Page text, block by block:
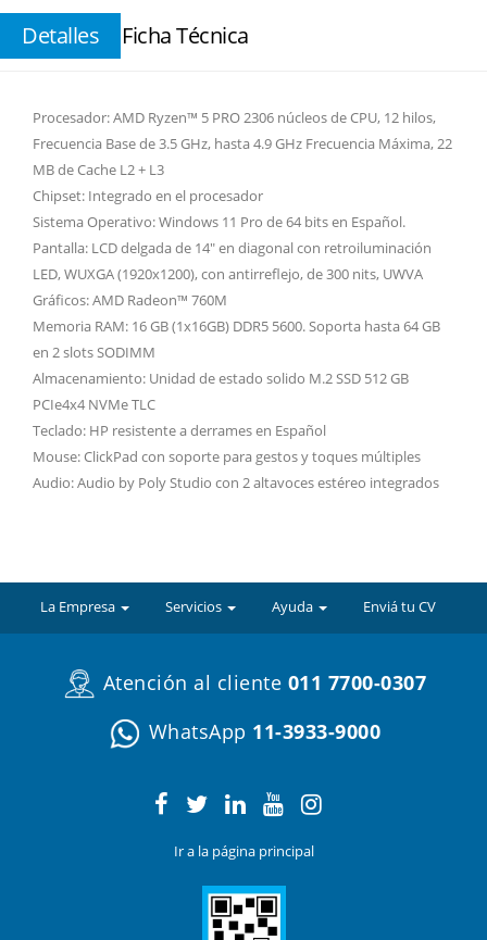
Detalles Ficha Técnica
Procesador: AMD Ryzen™ 5 PRO 2306 núcleos de CPU, 12 hilos,
Frecuencia Base de 3.5 GHz, hasta 4.9 GHz Frecuencia Máxima, 22
MB de Cache L2 + L3
Chipset: Integrado en el procesador
Sistema Operativo: Windows 11 Pro de 64 bits en Español.
Pantalla: LCD delgada de 14" en diagonal con retroiluminación
LED, WUXGA (1920x1200), con antirreflejo, de 300 nits, UWVA
Gráficos: AMD Radeon™ 760M
Memoria RAM: 16 GB (1x16GB) DDR5 5600. Soporta hasta 64 GB
en 2 slots SODIMM
Almacenamiento: Unidad de estado solido M.2 SSD 512 GB
PCIe4x4 NVMe TLC
Teclado: HP resistente a derrames en Español
Mouse: ClickPad con soporte para gestos y toques múltiples
Audio: Audio by Poly Studio con 2 altavoces estéreo integrados
La Empresa Servicios Ayuda Enviá tu CV
Atención al cliente 011 7700-0307
WhatsApp 11-3933-9000
Ir a la página principal